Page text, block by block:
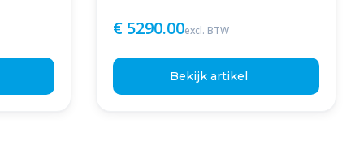
€ 5290.00excl. BTW
Bekijk artikel